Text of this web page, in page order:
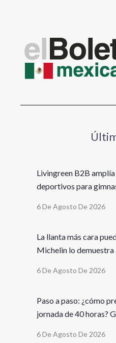
Livingreen B2B
deportivos para
6 De Agosto De 2026
La llanta más cara
Michelin lo
6 De Agosto De 2026
Paso a paso: ¿cómo
jornada de 40 horas?
6 De Agosto De 2026